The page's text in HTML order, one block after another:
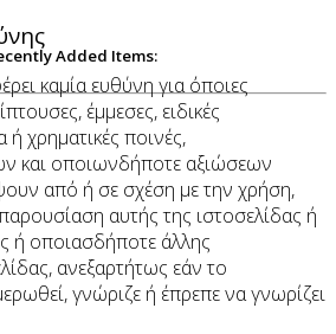
Added Items:
καμία ευθύνη για όποιες
έμμεσες, ειδικές
χρηματικές ποινές,
και οποιωνδήποτε αξιώσεων
από ή σε σχέση με την χρήση,
αυτής της ιστοσελίδας ή
ή οποιασδήποτε άλλης
ανεξαρτήτως εάν το
γνώριζε ή έπρεπε να γνωρίζει